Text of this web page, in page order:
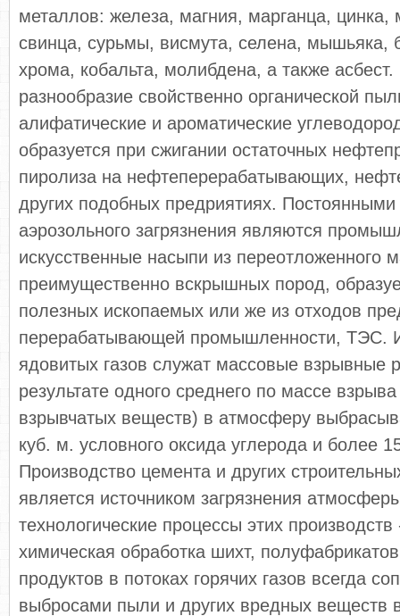
металлов: железа, магния, марганца, цинка,
свинца, сурьмы, висмута, селена, мышьяка,
хрома, кобальта, молибдена, а также
разнообразие свойственно органической
алифатические и ароматические
образуется при сжигании остаточных
пиролиза на нефтеперерабатывающих,
других подобных предриятиях. Постоянными
аэрозольного загрязнения являются
искусственные насыпи из переотложенного
преимущественно вскрышных пород,
полезных ископаемых или же из отходов
перерабатывающей промышленности, ТЭС.
ядовитых газов служат массовые взрывные
результате одного среднего по массе
взрывчатых веществ) в атмосферу
куб. м. условного оксида углерода и более
Производство цемента и других
является источником загрязнения
технологические процессы этих
химическая обработка шихт,
продуктов в потоках горячих газов всегда
выбросами пыли и других вредных веществ